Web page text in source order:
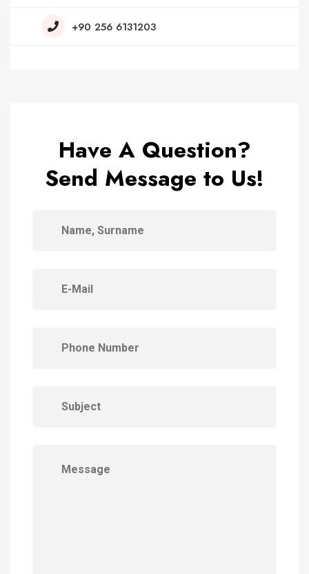
+90 256 6131203
Have A Question?
Send Message to Us!